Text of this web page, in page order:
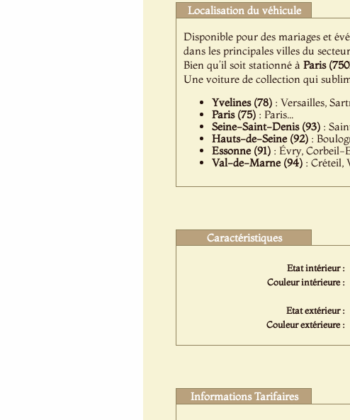
Localisation du véhicule
Disponible pour des mariages et
dans les principales villes du
Bien qu’il soit stationné à Paris
Une voiture de collection qui
Yvelines (78): Versailles,
Paris (75): Paris...
Seine-Saint-Denis (93):
Hauts-de-Seine (92):
Essonne (91): Évry, Corbeil-
Val-de-Marne (94): Créteil,
Caractéristiques
Etat intérieur :
Couleur intérieure :
Etat extérieur :
Couleur extérieure :
Informations Tarifaires